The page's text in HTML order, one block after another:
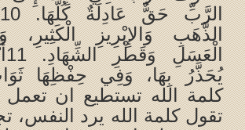
الذَّهَبِ وَالإِبْرِيزِ
يُحَذَّرُ بِهَا، وَفِي حِفْظِهَا
كلمة الله تستطيع ان تعمل
تقول كلمة الله يرد النفس،